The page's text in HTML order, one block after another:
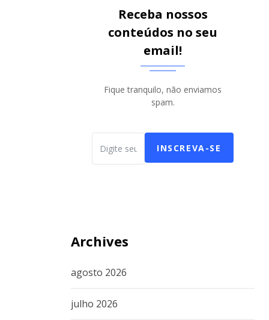
Receba nossos
conteúdos no seu
email!
Fique tranquilo, não enviamos
spam.
INSCREVA-SE
Archives
agosto 2026
julho 2026